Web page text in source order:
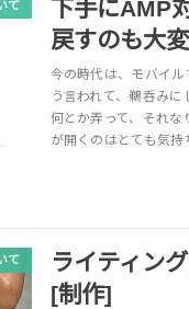
て
下手にAMP
戻すのも大変
今の時代は、モバイ
う言われて、鵜呑み
何とか弄って、それ
が開くのはとても気
て
ライティン
[制作]